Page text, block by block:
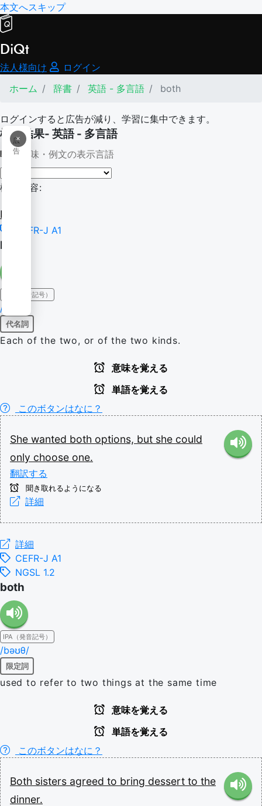
本文へスキップ
DiQt
法人様向け
ログイン
ホーム
辞書 英語 - 多言語 both
ログインすると広告が減り、学習に集中できます。
×
広
告
検索結果- 英語 - 多言語
意味・例文の表示言語
検索内容:
both
CEFR-J A1
both
IPA（発音記号）
/bəʊθ/
代名詞
Each of the two, or of the two kinds.
意味を覚える
単語を覚える
このボタンはなに？
She wanted both options, but she could
only choose one.
翻訳する
聞き取れるようになる
詳細
詳細
CEFR-J A1
NGSL 1.2
both
IPA（発音記号）
/bəʊθ/
限定詞
used to refer to two things at the same time
意味を覚える
単語を覚える
このボタンはなに？
Both sisters agreed to bring dessert to the
dinner.